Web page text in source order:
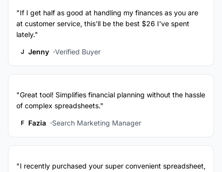
"If I get half as good at handling my finances as you are
at customer service, this'll be the best $26 I've spent
lately."
J Jenny Verified Buyer
"Great tool! Simplifies financial planning without the hassle
of complex spreadsheets."
F Fazia Search Marketing Manager
"I recently purchased your super convenient spreadsheet,